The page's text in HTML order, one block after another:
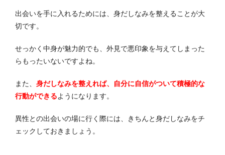
出会いを手に入れるためには、身だしなみを整えることが大
切です。
せっかく中身が魅力的でも、外見で悪印象を与えてしまった
らもったいないですよね。
また、 身だしなみを整えれば、自分に自信がついて積極的な
行動ができるようになります。
異性との出会いの場に行く際には、きちんと身だしなみをチ
ェックしておきましょう。